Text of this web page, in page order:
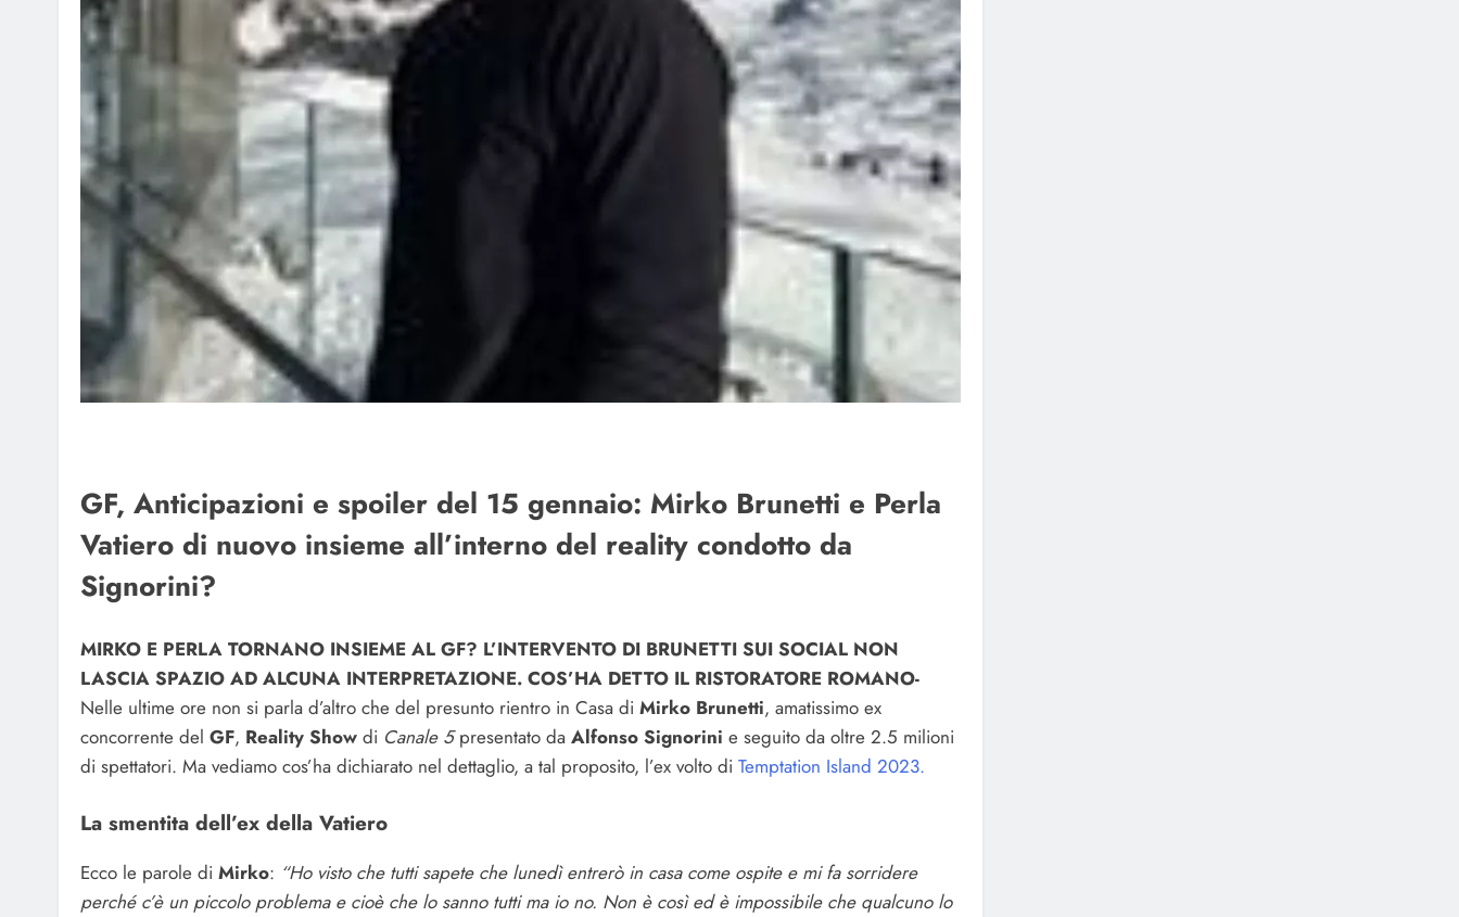
GF, Anticipazioni e spoiler del 15 gennaio: Mirko Brunetti e Perla
Vatiero di nuovo insieme all’interno del reality condotto da
Signorini?
MIRKO E PERLA TORNANO INSIEME AL GF? L’INTERVENTO DI BRUNETTI SUI SOCIAL NON
LASCIA SPAZIO AD ALCUNA INTERPRETAZIONE. COS’HA DETTO IL RISTORATORE ROMANO-
Nelle ultime ore non si parla d’altro che del presunto rientro in Casa di Mirko Brunetti, amatissimo ex
concorrente del GF, Reality Show di Canale 5presentato da Alfonso Signorini e seguito da oltre 2.5 milioni
di spettatori. Ma vediamo cos’ha dichiarato nel dettaglio, a tal proposito, l’ex volto di Temptation Island 2023.
La smentita dell’ex della Vatiero
Ecco le parole di Mirko: “Ho visto che tutti sapete che lunedì entrerò in casa come ospite e mi fa sorridere
perché c’è un piccolo problema e cioè che lo sanno tutti ma io no. Non è così ed è impossibile che qualcuno lo